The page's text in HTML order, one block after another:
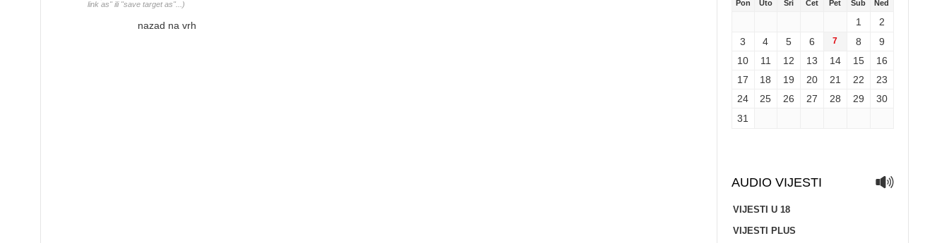
link as" ili "save target as"...)
nazad na vrh
Pon Uto Sri Čet Pet Sub Ned
1
2
3
4 5 6 7 8
9
10
11 12 13 14 15
16
17
18 19 20 21 22
23
24
25 26 27 28 29
30
31
AUDIO VIJESTI
VIJESTI U 18
VIJESTI PLUS